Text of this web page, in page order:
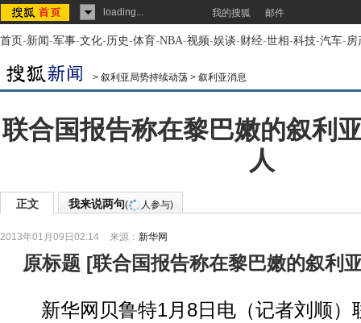
loading... 我的搜狐 邮件
首页-新闻-军事-文化-历史-体育-NBA-视频-娱谈-财经-世相-科技-汽车-房
> 叙利亚局势持续动荡 > 叙利亚消息
联合国报告称在黎巴嫩的叙利
人
正文 我来说两句( 人参与)
2013年01月09日02:14 来源： 新华网
原标题 [联合国报告称在黎巴嫩的叙利
新华网贝鲁特1月8日电（记者刘顺）